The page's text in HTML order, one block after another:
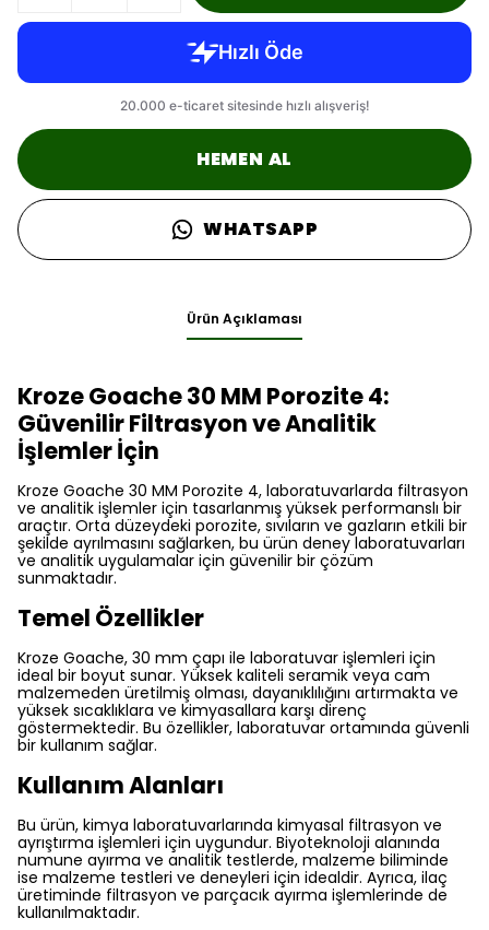
HEMEN AL
WHATSAPP
Ürün Açıklaması
Kroze Goache 30 MM Porozite 4:
Güvenilir Filtrasyon ve Analitik
İşlemler İçin
Kroze Goache 30 MM Porozite 4, laboratuvarlarda filtrasyon
ve analitik işlemler için tasarlanmış yüksek performanslı bir
araçtır. Orta düzeydeki porozite, sıvıların ve gazların etkili bir
şekilde ayrılmasını sağlarken, bu ürün deney laboratuvarları
ve analitik uygulamalar için güvenilir bir çözüm
sunmaktadır.
Temel Özellikler
Kroze Goache, 30 mm çapı ile laboratuvar işlemleri için
ideal bir boyut sunar. Yüksek kaliteli seramik veya cam
malzemeden üretilmiş olması, dayanıklılığını artırmakta ve
yüksek sıcaklıklara ve kimyasallara karşı direnç
göstermektedir. Bu özellikler, laboratuvar ortamında güvenli
bir kullanım sağlar.
Kullanım Alanları
Bu ürün, kimya laboratuvarlarında kimyasal filtrasyon ve
ayrıştırma işlemleri için uygundur. Biyoteknoloji alanında
numune ayırma ve analitik testlerde, malzeme biliminde
ise malzeme testleri ve deneyleri için idealdir. Ayrıca, ilaç
üretiminde filtrasyon ve parçacık ayırma işlemlerinde de
kullanılmaktadır.